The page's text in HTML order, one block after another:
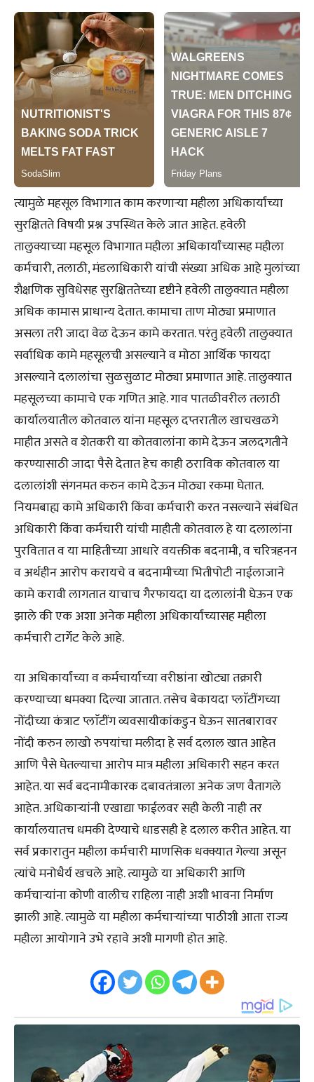
त्यामुळे महसूल विभागात काम करणाऱ्या महीला अधिकार्यांच्या
सुरक्षितते विषयी प्रश्न उपस्थित केले जात आहेत. हवेली
तालुक्याच्या महसूल विभागात महीला अधिकार्यांच्यासह महीला
कर्मचारी, तलाठी, मंडलाधिकारी यांची संख्या अधिक आहे मुलांच्या
शैक्षणिक सुविधेसह सुरक्षिततेच्या दृष्टीने हवेली तालुक्यात महीला
अधिक कामास प्राधान्य देतात. कामाचा ताण मोठ्या प्रमाणात
असला तरी जादा वेळ देऊन कामे करतात. परंतु हवेली तालुक्यात
सर्वाधिक कामे महसूलची असल्याने व मोठा आर्थिक फायदा
असल्याने दलालांचा सुळसुळाट मोठ्या प्रमाणात आहे. तालुक्यात
महसूलच्या कामाचे एक गणित आहे. गाव पातळीवरील तलाठी
कार्यालयातील कोतवाल यांना महसूल दप्तरातील खाचखळगे
माहीत असते व शेतकरी या कोतवालांना कामे देऊन जलदगतीने
करण्यासाठी जादा पैसे देतात हेच काही ठराविक कोतवाल या
दलालांशी संगनमत करुन कामे देऊन मोठ्या रकमा घेतात.
नियमबाह्य कामे अधिकारी किंवा कर्मचारी करत नसल्याने संबंधित
अधिकारी किंवा कर्मचारी यांची माहीती कोतवाल हे या दलालांना
पुरवितात व या माहितीच्या आधारे वयक्तीक बदनामी, व चरित्रहनन
व अर्थहीन आरोप करायचे व बदनामीच्या भितीपोटी नाईलाजाने
कामे करावी लागतात याचाच गैरफायदा या दलालांनी घेऊन एक
झाले की एक अशा अनेक महीला अधिकार्यांच्यासह महीला
कर्मचारी टार्गेट केले आहे.
या अधिकार्यांच्या व कर्मचार्याच्या वरीष्ठांना खोट्या तक्रारी
करण्याच्या धमक्या दिल्या जातात. तसेच बेकायदा प्लाॅटींगच्या
नोंदीच्या कंत्राट प्लाॅटींग व्यवसायीकांकडुन घेऊन सातबारावर
नोंदी करुन लाखो रुपयांचा मलीदा हे सर्व दलाल खात आहेत
आणि पैसे घेतल्याचा आरोप मात्र महीला अधिकारी सहन करत
आहेत. या सर्व बदनामीकारक दबावतंत्राला अनेक जण वैतागले
आहेत. अधिकाऱ्यांनी एखाद्या फाईलवर सही केली नाही तर
कार्यालयातच धमकी देण्याचे धाडसही हे दलाल करीत आहेत. या
सर्व प्रकारातुन महीला कर्मचारी माणसिक धक्क्यात गेल्या असून
त्यांचे मनोधैर्य खचले आहे. त्यामुळे या अधिकारी आणि
कर्मचाऱ्यांना कोणी वालीच राहिला नाही अशी भावना निर्माण
झाली आहे. त्यामुळे या महीला कर्मचाऱ्यांच्या पाठीशी आता राज्य
महीला आयोगाने उभे रहावे अशी मागणी होत आहे.